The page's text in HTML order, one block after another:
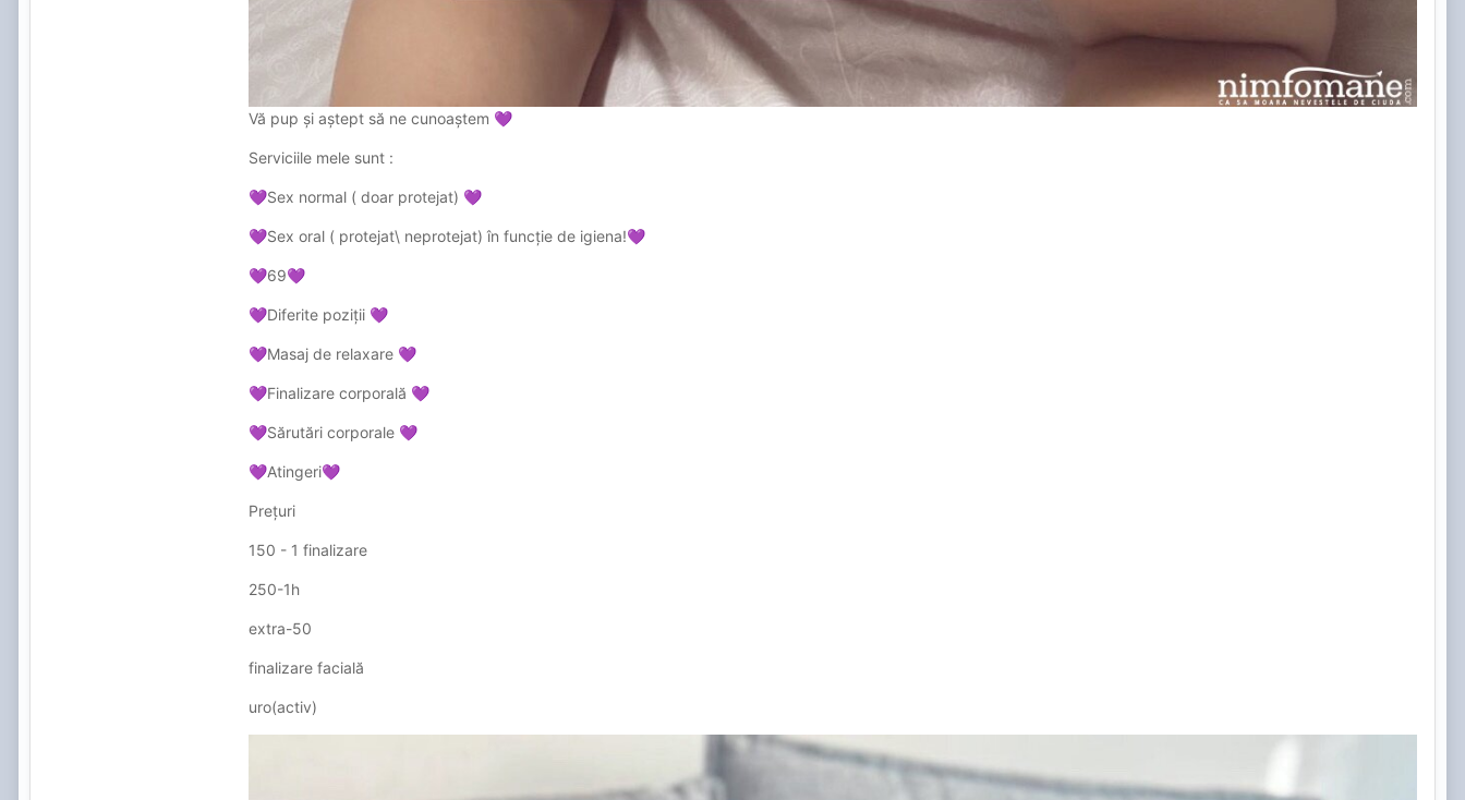
Vă pup și aștept să ne cunoaștem 💜
Serviciile mele sunt :
💜Sex normal ( doar protejat) 💜
💜Sex oral ( protejat\ neprotejat) în funcție de igiena!💜
💜69💜
💜Diferite poziții 💜
💜Masaj de relaxare 💜
💜Finalizare corporală 💜
💜Sărutări corporale 💜
💜Atingeri💜
Prețuri
150 - 1 finalizare
250-1h
extra-50
finalizare facială
uro(activ)